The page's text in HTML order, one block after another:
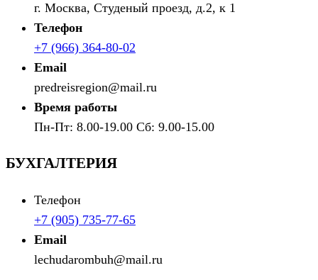
г. Москва, Студеный проезд, д.2, к 1
Телефон
+7 (966) 364-80-02
Email
predreisregion@mail.ru
Время работы
Пн-Пт: 8.00-19.00 Сб: 9.00-15.00
БУХГАЛТЕРИЯ
Телефон
+7 (905) 735-77-65
Email
lechudarombuh@mail.ru